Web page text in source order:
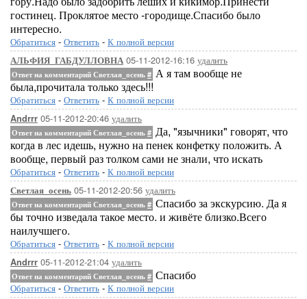
гостинец. Проклятое место -городище.Спасибо было
интересно.
Обратиться - Ответить - К полной версии
АЛЬФИЯ_ГАБДУЛЛОВНА 05-11-2012-16:16 удалить
Ответ на комментарий Светлая_осень # А я там вообще не
была,прочитала только здесь!!!
Обратиться - Ответить - К полной версии
Andrrr 05-11-2012-20:46 удалить
Ответ на комментарий Светлая_осень # Да, "язычники" говорят, что
когда в лес идешь, нужно на пенек конфетку положить. А
вообще, первый раз толком сами не знали, что искать
Обратиться - Ответить - К полной версии
Светлая_осень 05-11-2012-20:56 удалить
Ответ на комментарий Светлая_осень # Спасибо за экскурсию. Да я
бы точно изведала такое место. и живёте близко.Всего
наилучшего.
Обратиться - Ответить - К полной версии
Andrrr 05-11-2012-21:04 удалить
Ответ на комментарий Светлая_осень # Спасибо
Обратиться - Ответить - К полной версии